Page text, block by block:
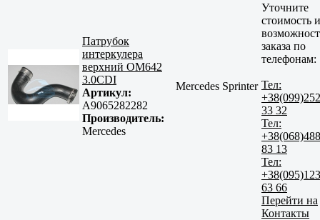
Патрубок
интеркулера
верхний OM642
3.0CDI
Артикул:
A9065282282
Производитель:
Mercedes
Mercedes Sprinter
Уточните
стоимость и
заказа по
телефонам:
Тел:
+38(099)252
33 32
Тел:
+38(068)488
83 13
Тел:
+38(095)123
63 66
Перейти на
Контакты